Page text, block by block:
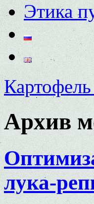
Этика
Архив
лука-